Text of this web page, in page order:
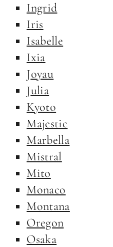
Ingrid
Iris
Isabelle
Ixia
Joyau
Julia
Kyoto
Majestic
Marbella
Mistral
Mito
Monaco
Montana
Oregon
Osaka